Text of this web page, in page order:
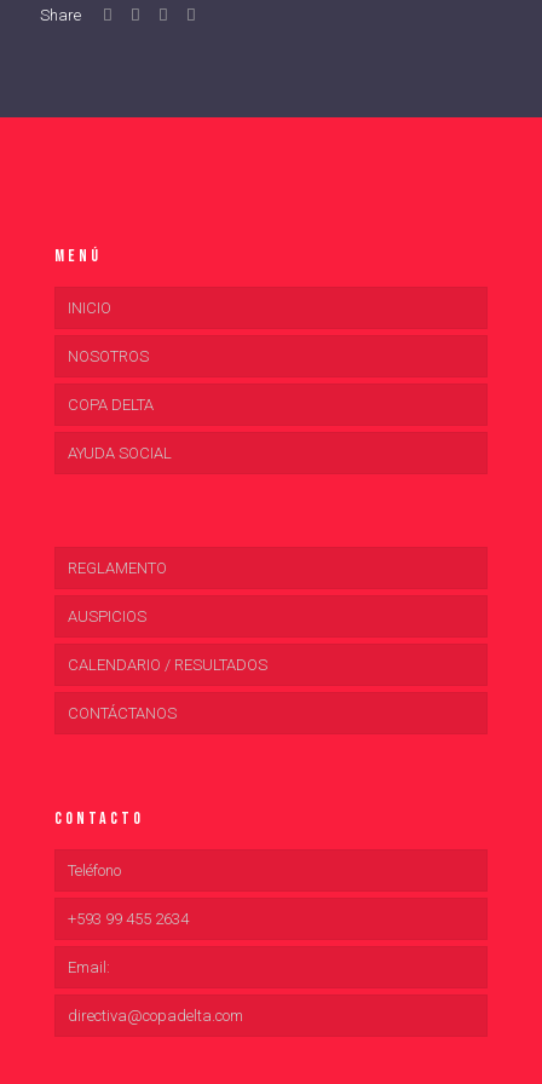
Share
Menú
INICIO
NOSOTROS
COPA DELTA
AYUDA SOCIAL
REGLAMENTO
AUSPICIOS
CALENDARIO / RESULTADOS
CONTÁCTANOS
Contacto
Teléfono
+593 99 455 2634
Email:
directiva@copadelta.com